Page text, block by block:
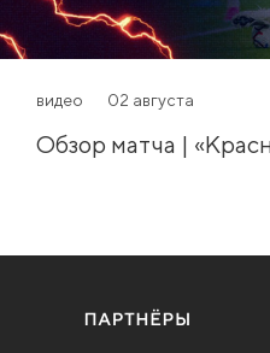
видео 02 августа
Обзор матча |